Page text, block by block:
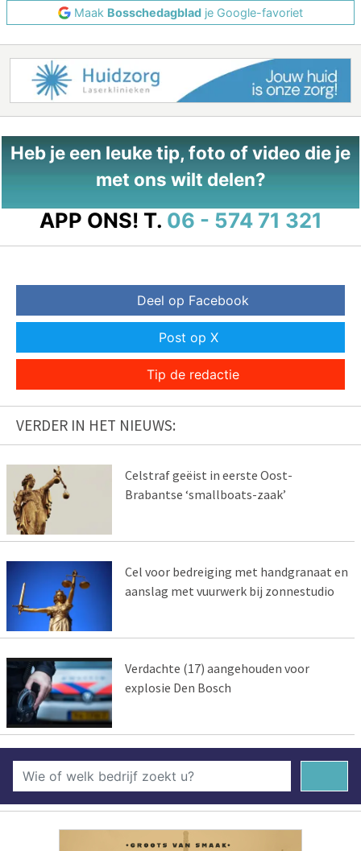
Maak Bosschedagblad je Google-favoriet
Heb je een leuke tip, foto of video die je
met ons wilt delen?
APP ONS! T. 06 - 574 71 321
Deel op Facebook
Post op X
Tip de redactie
VERDER IN HET NIEUWS:
Celstraf geëist in eerste Oost-
Brabantse ‘smallboats-zaak’
Cel voor bedreiging met handgranaat en
aanslag met vuurwerk bij zonnestudio
Verdachte (17) aangehouden voor
explosie Den Bosch